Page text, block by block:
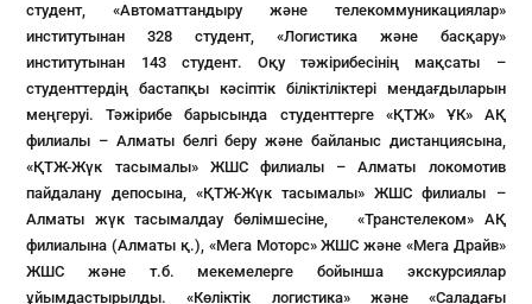
студент, «Автоматтандыру және телекоммуникациялар»
институтынан 328 студент, «Логистика және басқару»
институтынан 143 студент. Оқу тәжірибесінің мақсаты –
студенттердің бастапқы кәсіптік біліктіліктері мендағдыларын
меңгеруі.Тәжірибе барысында студенттерге «ҚТЖ» ҰК» АҚ
филиалы – Алматы белгі беру және байланыс дистанциясына,
«ҚТЖ-Жүк тасымалы» ЖШС филиалы – Алматы локомотив
пайдалану депосына, «ҚТЖ-Жүк тасымалы» ЖШС филиалы –
Алматы жүк тасымалдау бөлімшесіне, «Транстелеком» АҚ
филиалына (Алматы қ.), «Мега Моторс» ЖШС және «Мега Драйв»
ЖШС және т.б. мекемелерге бойынша экскурсиялар
ұйымдастырылды. «Көліктік логистика» және «Саладағы